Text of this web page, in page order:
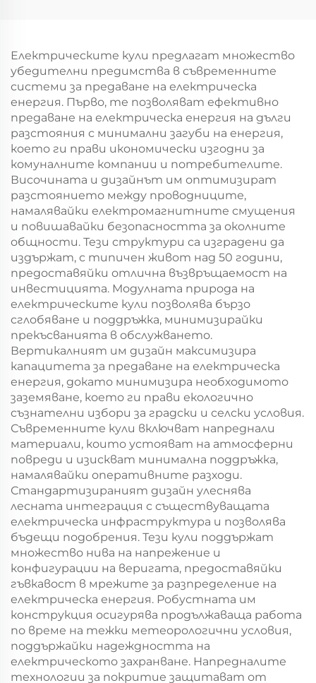
комуникационна кула
Електрическите кули предлагат множество
убедителни предимства в съвременните
системи за предаване на електрическа
енергия. Първо, те позволяват ефективно
предаване на електрическа енергия на дълги
разстояния с минимални загуби на енергия,
което ги прави икономически изгодни за
комуналните компании и потребителите.
Височината и дизайнът им оптимизират
разстоянието между проводниците,
намалявайки електромагнитните смущения
и повишавайки безопасността за околните
общности. Тези структури са изградени да
издържат, с типичен живот над 50 години,
предоставяйки отлична възвръщаемост на
инвестицията. Модулната природа на
електрическите кули позволява бързо
сглобяване и поддръжка, минимизирайки
прекъсванията в обслужването.
Вертикалният им дизайн максимизира
капацитета за предаване на електрическа
енергия, докато минимизира необходимото
заземяване, което ги прави екологично
съзнателни избори за градски и селски условия.
Съвременните кули включват напреднали
материали, които устояват на атмосферни
повреди и изискват минимална поддръжка,
намалявайки оперативните разходи.
Стандартизираният дизайн улеснява
лесната интеграция с съществуващата
електрическа инфраструктура и позволява
бъдещи подобрения. Тези кули поддържат
множество нива на напрежение и
конфигурации на веригата, предоставяйки
гъвкавост в мрежите за разпределение на
електрическа енергия. Робустната им
конструкция осигурява продължаваща работа
по време на тежки метеорологични условия,
поддържайки надеждността на
електрическото захранване. Напредналите
технологии за покритие защитават от